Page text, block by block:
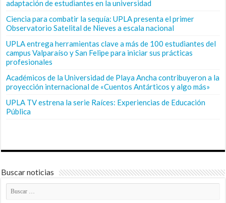
adaptación de estudiantes en la universidad
Ciencia para combatir la sequía: UPLA presenta el primer
Observatorio Satelital de Nieves a escala nacional
UPLA entrega herramientas clave a más de 100 estudiantes del
campus Valparaíso y San Felipe para iniciar sus prácticas
profesionales
Académicos de la Universidad de Playa Ancha contribuyeron a la
proyección internacional de «Cuentos Antárticos y algo más»
UPLA TV estrena la serie Raíces: Experiencias de Educación
Pública
Buscar noticias